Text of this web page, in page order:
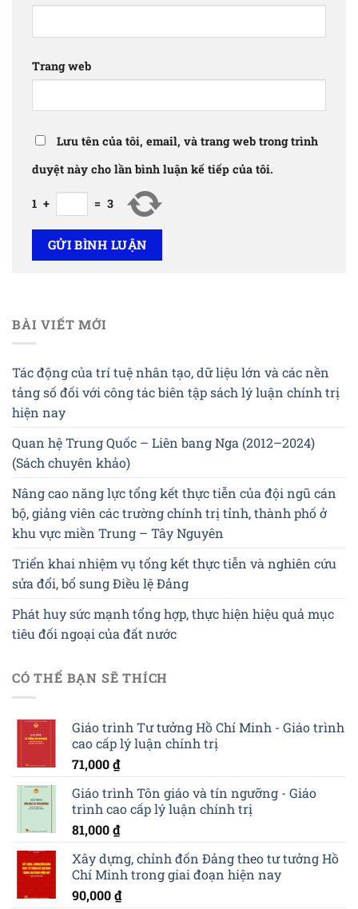
Trang web
Lưu tên của tôi, email, và trang web trong trình
duyệt này cho lần bình luận kế tiếp của tôi.
1 + = 3
BÀI VIẾT MỚI
Tác động của trí tuệ nhân tạo, dữ liệu lớn và các nền
tảng số đối với công tác biên tập sách lý luận chính trị
hiện nay
Quan hệ Trung Quốc – Liên bang Nga (2012–2024)
(Sách chuyên khảo)
Nâng cao năng lực tổng kết thực tiễn của đội ngũ cán
bộ, giảng viên các trường chính trị tỉnh, thành phố ở
khu vực miền Trung – Tây Nguyên
Triển khai nhiệm vụ tổng kết thực tiễn và nghiên cứu
sửa đổi, bổ sung Điều lệ Đảng
Phát huy sức mạnh tổng hợp, thực hiện hiệu quả mục
tiêu đối ngoại của đất nước
CÓ THỂ BẠN SẼ THÍCH
Giáo trình Tư tưởng Hồ Chí Minh - Giáo trình
cao cấp lý luận chính trị
71,000₫
Giáo trình Tôn giáo và tín ngưỡng - Giáo
trình cao cấp lý luận chính trị
81,000₫
Xây dựng, chỉnh đốn Đảng theo tư tưởng Hồ
Chí Minh trong giai đoạn hiện nay
90,000₫